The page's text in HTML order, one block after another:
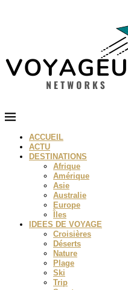
ACCUEIL
ACTU
DESTINATIONS
Afrique
Amérique
Asie
Australie
Europe
Îles
IDEES DE VOYAGE
Croisières
Déserts
Nature
Plage
Ski
Trip